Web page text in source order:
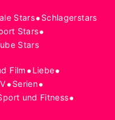
Stars•Schlagerstars
Stars•
Stars
Film •Liebe•
•Serien•
und Fitness•